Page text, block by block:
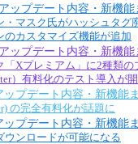
ップデート内容・新機能
・マスク氏がハッシュタグ
のカスタマイズ機能が追加
ップデート内容・新機能
「Xプレミアム」に2種類の
）有料化のテスト導入が
プデート内容・新機能
の完全有料化が話題に
プデート内容・新機能
ウンロードが可能になる